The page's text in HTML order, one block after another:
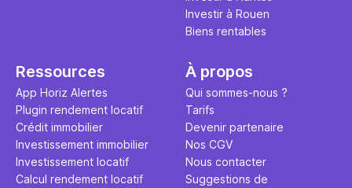
Investir à Rouen
Biens rentables
Ressources
App Horiz Alertes
Plugin rendement locatif
Crédit immobilier
Investissement immobilier
Investissement locatif
Calcul rendement locatif
À propos
Qui sommes-nous ?
Tarifs
Devenir partenaire
Nos CGV
Nous contacter
Suggestions de